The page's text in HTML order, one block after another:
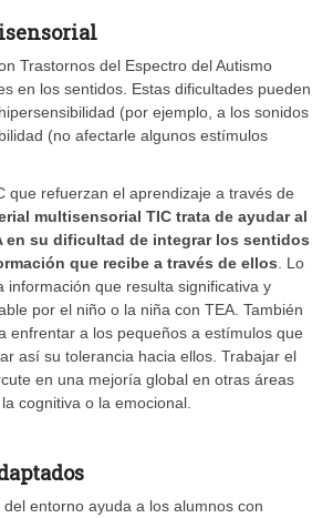
Trastornos del Espectro del Autismo
en los sentidos. Estas dificultades pueden
(por ejemplo, a los sonidos
(no afectarle algunos estímulos
que refuerzan el aprendizaje a través de
multisensorial TIC trata de ayudar al
en su dificultad de integrar los sentidos
que recibe a través de ellos . Lo
información que resulta significativa y
por el niño o la niña con TEA. También
enfrentar a los pequeños a estímulos que
así su tolerancia hacia ellos. Trabajar el
en una mejoría global en otras áreas
cognitiva o la emocional.
entorno ayuda a los alumnos con